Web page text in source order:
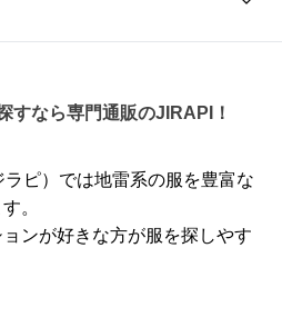
すなら専門通販のJIRAPI！
ピ）では地雷系の服を豊富な
。
ンが好きな方が服を探しやす